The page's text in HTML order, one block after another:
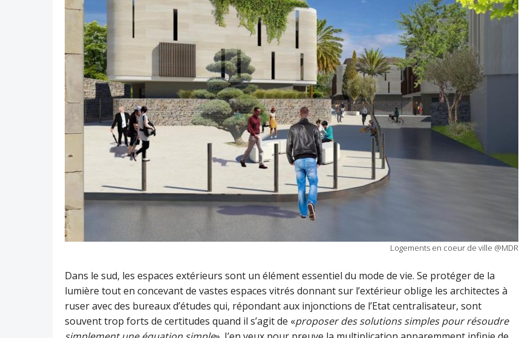
Logements en coeur de ville @MDR
Dans le sud, les espaces extérieurs sont un élément essentiel du mode de vie. Se protéger de la
lumière tout en concevant de vastes espaces vitrés donnant sur l’extérieur oblige les architectes à
ruser avec des bureaux d’études qui, répondant aux injonctions de l’Etat centralisateur, sont
souvent trop forts de certitudes quand il s’agit de «proposer des solutions simples pour résoudre